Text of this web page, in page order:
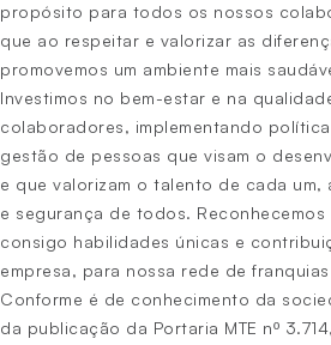
propósito para todos os nossos
que ao respeitar e valorizar as
promovemos um ambiente mais
Investimos no bem-estar e na
colaboradores, implementando
gestão de pessoas que visam o
e que valorizam o talento de cada um,
e segurança de todos.
consigo habilidades únicas e
empresa, para nossa rede de
Conforme é de conhecimento da
da publicação da Portaria MTE nº